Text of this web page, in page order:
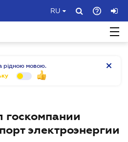
RU
рідною мовою.
госкомпании
электроэнергии